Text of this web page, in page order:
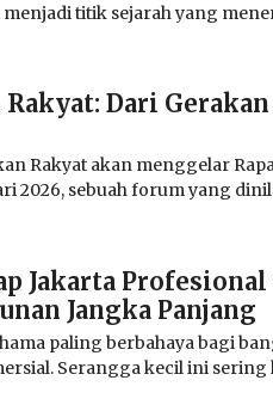
titik sejarah yang
Rakyat: Dari
Rakyat akan menggelar
2026, sebuah forum yang
Jakarta
Jangka Panjang
paling berbahaya bagi
Serangga kecil ini sering